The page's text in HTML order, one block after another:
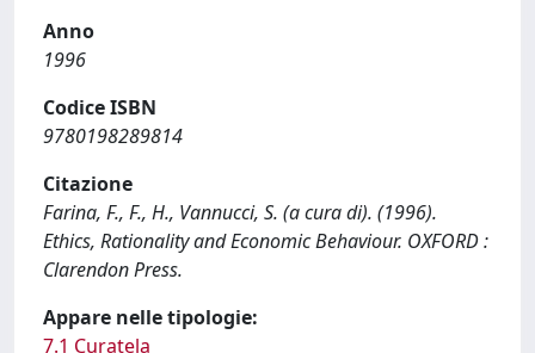
Anno
1996
Codice ISBN
9780198289814
Citazione
Farina, F., F., H., Vannucci, S. (a cura di). (1996).
Ethics, Rationality and Economic Behaviour. OXFORD :
Clarendon Press.
Appare nelle tipologie:
7.1 Curatela